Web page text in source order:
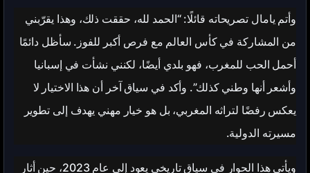
وأتم يامال تصريحاته قائلًا: “الحمد لله، حققت ذلك، وهذا يقرّبني
من المشاركة في كأس العالم مع فرص أكبر للفوز. سأظل دائمًا
أحمل الحب للمغرب، فهو بلدي أيضًا، لكنني نشأت في إسبانيا
وأشعر أنها وطني كذلك”. وأكد في سياق آخر أن هذا الاختيار لا
يعكس رفضًا لتراثه المغربي، بل هو خيار مهني يهدف إلى تطوير
مسيرته الدولية.
ويأتي هذا الحوار في سياق تاريخي يعود إلى عام 2023، حين أثار